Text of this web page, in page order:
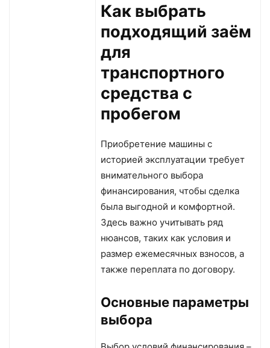
Как выбрать
подходящий заём
для
транспортного
средства с
пробегом
Приобретение машины с
историей эксплуатации требует
внимательного выбора
финансирования, чтобы сделка
была выгодной и комфортной.
Здесь важно учитывать ряд
нюансов, таких как условия и
размер ежемесячных взносов, а
также переплата по договору.
Основные параметры
выбора